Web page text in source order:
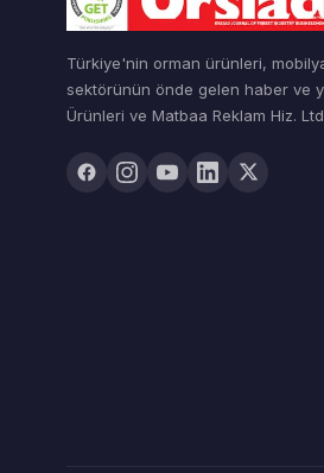
Türkiye'nin orman ürünleri,
sektörünün önde gelen haber ve
Ürünleri ve Matbaa Reklam Hiz.